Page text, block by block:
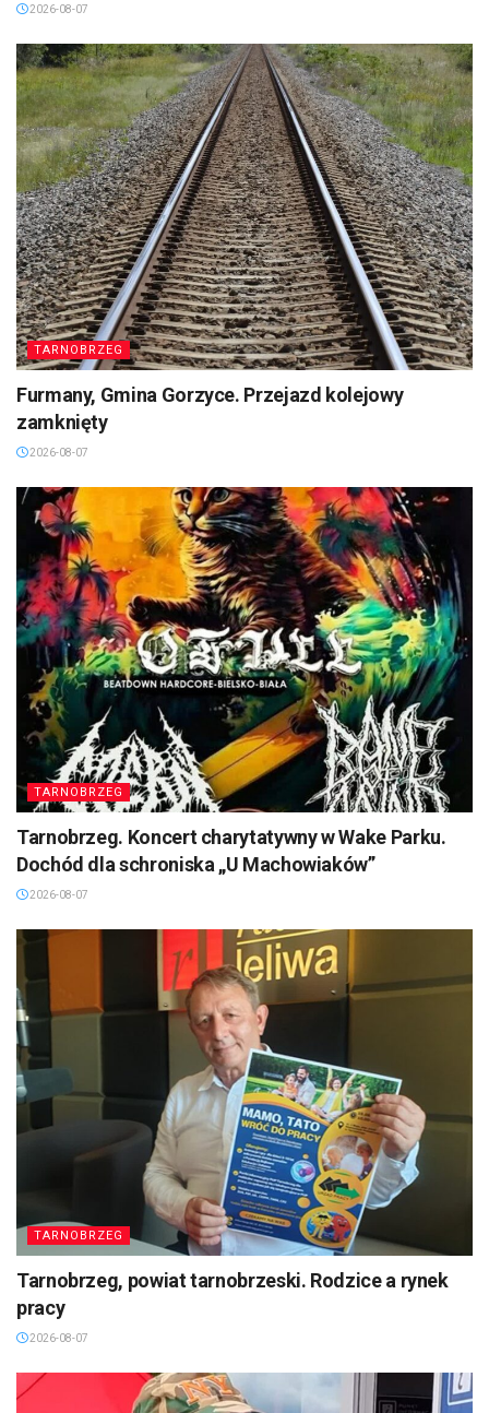
2026-08-07
TARNOBRZEG
Furmany, Gmina Gorzyce. Przejazd kolejowy
zamknięty
2026-08-07
TARNOBRZEG
Tarnobrzeg. Koncert charytatywny w Wake Parku.
Dochód dla schroniska „U Machowiaków”
2026-08-07
TARNOBRZEG
Tarnobrzeg, powiat tarnobrzeski. Rodzice a rynek
pracy
2026-08-07